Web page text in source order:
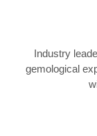
Industry
gemological